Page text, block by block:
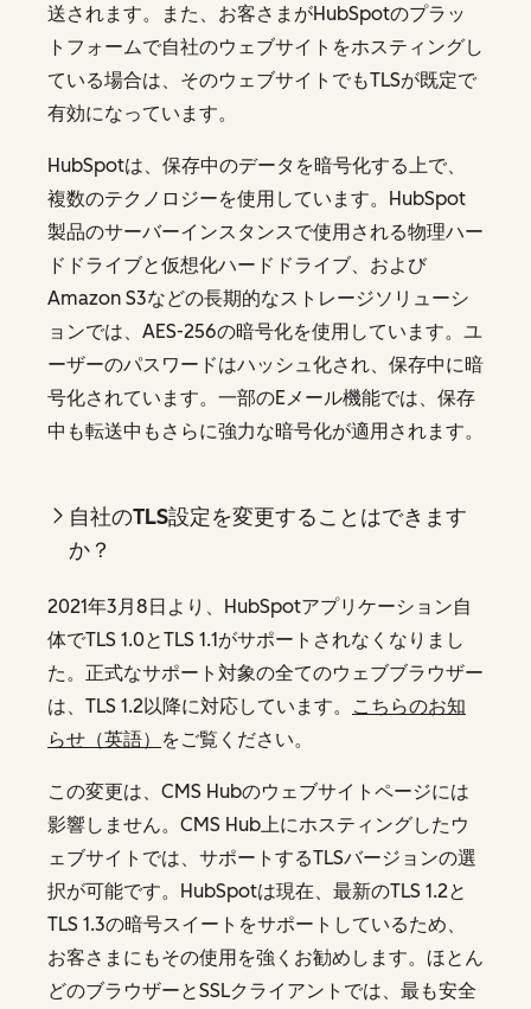
送されます。また、お客さまがHubSpotのプラッ
トフォームで自社のウェブサイトをホスティングし
ている場合は、そのウェブサイトでもTLSが既定で
有効になっています。
HubSpotは、保存中のデータを暗号化する上で、
複数のテクノロジーを使用しています。HubSpot
製品のサーバーインスタンスで使用される物理ハー
ドドライブと仮想化ハードドライブ、および
Amazon S3などの長期的なストレージソリューシ
ョンでは、AES-256の暗号化を使用しています。ユ
ーザーのパスワードはハッシュ化され、保存中に暗
号化されています。一部のEメール機能では、保存
中も転送中もさらに強力な暗号化が適用されます。
自社のTLS設定を変更することはできます
か？
2021年3月8日より、HubSpotアプリケーション自
体でTLS 1.0とTLS 1.1がサポートされなくなりまし
た。正式なサポート対象の全てのウェブブラウザー
は、TLS 1.2以降に対応しています。
こちらのお知
らせ（英語）
をご覧ください。
この変更は、CMS Hubのウェブサイトページには
影響しません。CMS Hub上にホスティングしたウ
ェブサイトでは、サポートするTLSバージョンの選
択が可能です。HubSpotは現在、最新のTLS 1.2と
TLS 1.3の暗号スイートをサポートしているため、
お客さまにもその使用を強くお勧めします。ほとん
どのブラウザーとSSLクライアントでは、最も安全